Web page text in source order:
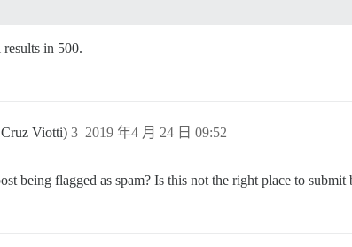
in 500.
Cruz Viotti) 2019 年4 月 24 日 09:52
3
being flagged as spam? Is this not the right place to submit